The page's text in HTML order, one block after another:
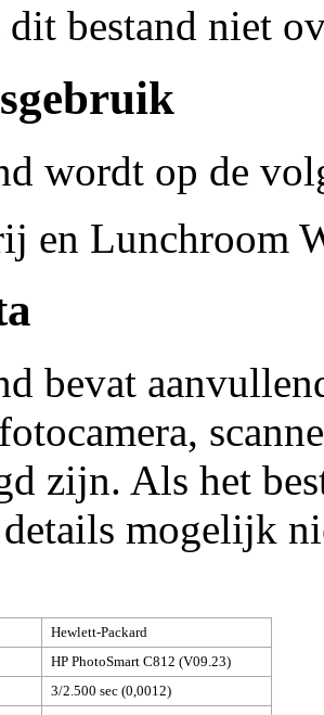
bestand niet
wordt op de
en Lunchroom
bevat
zijn. Als het
mogelijk
Hewlett-Packard
HP PhotoSmart C812 (V09.23)
3/2.500 sec (0,0012)